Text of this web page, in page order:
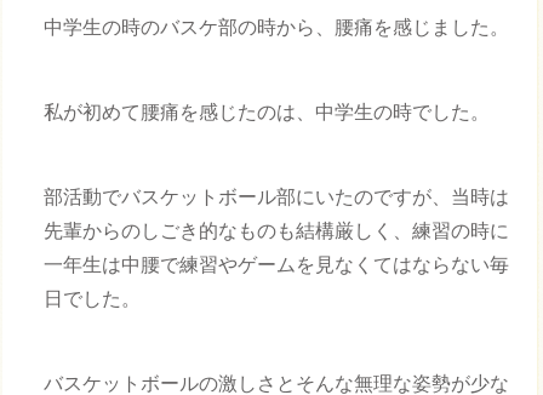
中学生の時のバスケ部の時から、腰痛を感じました。
私が初めて腰痛を感じたのは、中学生の時でした。
部活動でバスケットボール部にいたのですが、当時は
先輩からのしごき的なものも結構厳しく、練習の時に
一年生は中腰で練習やゲームを見なくてはならない毎
日でした。
バスケットボールの激しさとそんな無理な姿勢が少な